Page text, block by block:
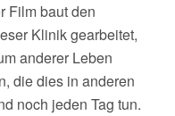
Film baut den
Klinik gearbeitet,
anderer Leben
die dies in anderen
noch jeden Tag tun.